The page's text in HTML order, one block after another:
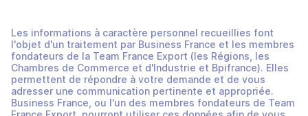
Les informations à caractère personnel recueillies font
l'objet d'un traitement par Business France et les membres
fondateurs de la Team France Export (les Régions, les
Chambres de Commerce et d'Industrie et Bpifrance). Elles
permettent de répondre à votre demande et de vous
adresser une communication pertinente et appropriée.
Business France, ou l'un des membres fondateurs de Team